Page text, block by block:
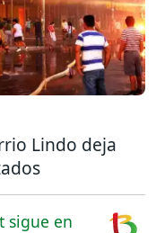
Lindo deja